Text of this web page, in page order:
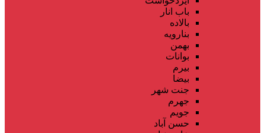
باب انار
بالاده
بنارویه
بهمن
بوانات
بیرم
بیضا
جنت شهر
جهرم
جویم
حسن آباد